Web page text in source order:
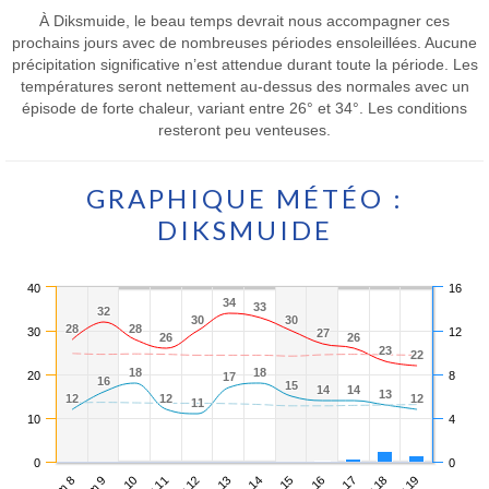
À Diksmuide, le beau temps devrait nous accompagner ces
prochains jours avec de nombreuses périodes ensoleillées. Aucune
précipitation significative n’est attendue durant toute la période. Les
températures seront nettement au-dessus des normales avec un
épisode de forte chaleur, variant entre 26° et 34°. Les conditions
resteront peu venteuses.
GRAPHIQUE MÉTÉO :
DIKSMUIDE
28
28
32
32
28
28
26
26
30
30
34
34 33
33
30
30
27
27 26
26
23
23 22
22
12
12
16
16
18
18
12
12 11
11
17
17 18
18
15
15 14
14 14
14 13
13 12
12
0
10
20
30
40
0
4
8
12
16